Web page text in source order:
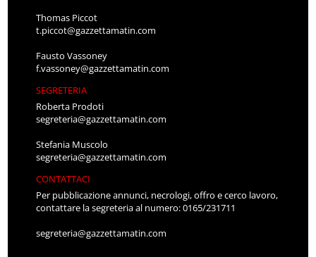
Thomas Piccot
t.piccot@gazzettamatin.com
Fausto Vassoney
f.vassoney@gazzettamatin.com
SEGRETERIA
Roberta Prodoti
segreteria@gazzettamatin.com
Stefania Muscolo
segreteria@gazzettamatin.com
CONTATTACI
Per pubblicazione annunci, necrologi, offro e cerco lavoro,
contattare la segreteria al numero: 0165/231711
segreteria@gazzettamatin.com